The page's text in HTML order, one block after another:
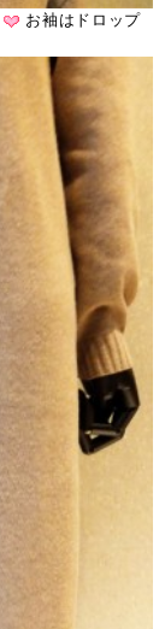
お袖はドロップ